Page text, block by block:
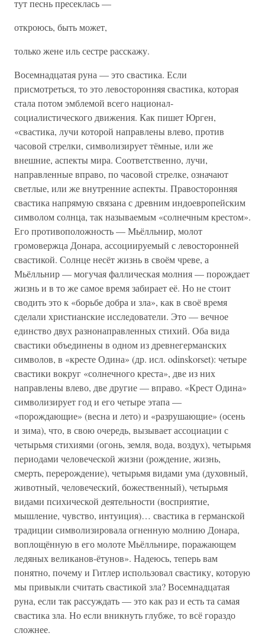
тут песнь пресеклась —
откроюсь, быть может,
только жене иль сестре расскажу.
Восемнадцатая руна — это свастика. Если
присмотреться, то это левосторонняя свастика, которая
стала потом эмблемой всего национал-
социалистического движения. Как пишет Юрген,
«свастика, лучи которой направлены влево, против
часовой стрелки, символизирует тёмные, или же
внешние, аспекты мира. Соответственно, лучи,
направленные вправо, по часовой стрелке, означают
светлые, или же внутренние аспекты. Правосторонняя
свастика напрямую связана с древним индоевропейским
символом солнца, так называемым «солнечным крестом».
Его противоположность — Мьёлльнир, молот
громовержца Донара, ассоциируемый с левосторонней
свастикой. Солнце несёт жизнь в своём чреве, а
Мьёлльнир — могучая фаллическая молния — порождает
жизнь и в то же самое время забирает её. Но не стоит
сводить это к «борьбе добра и зла», как в своё время
сделали христианские исследователи. Это — вечное
единство двух разнонаправленных стихий. Оба вида
свастики объединены в одном из древнегерманских
символов, в «кресте Одина» (др. исл. odinskorset): четыре
свастики вокруг «солнечного креста», две из них
направлены влево, две другие — вправо. «Крест Одина»
символизирует год и его четыре этапа —
«порождающие» (весна и лето) и «разрушающие» (осень
и зима), что, в свою очередь, вызывает ассоциации с
четырьмя стихиями (огонь, земля, вода, воздух), четырьмя
периодами человеческой жизни (рождение, жизнь,
смерть, перерождение), четырьмя видами ума (духовный,
животный, человеческий, божественный), четырьмя
видами психической деятельности (восприятие,
мышление, чувство, интуиция)… свастика в германской
традиции символизировала огненную молнию Донара,
воплощённую в его молоте Мьёлльнире, поражающем
ледяных великанов-ётунов». Надеюсь, теперь вам
понятно, почему и Гитлер использовал свастику, которую
мы привыкли считать свастикой зла? Восемнадцатая
руна, если так рассуждать — это как раз и есть та самая
свастика зла. Но если вникнуть глубже, то всё гораздо
сложнее.